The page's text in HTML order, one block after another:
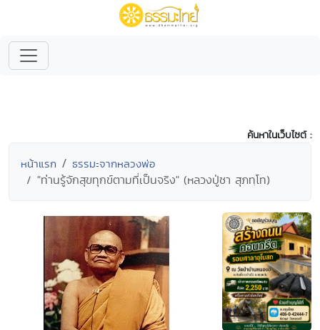
ค้นหาในเว็บไซต์ :
หน้าแรก ธรรมะจากหลวงพ่อ
"ท่านรู้จักสุขทุกข์ตามที่เป็นจริง" (หลวงปู่ชา สุภทฺโท)